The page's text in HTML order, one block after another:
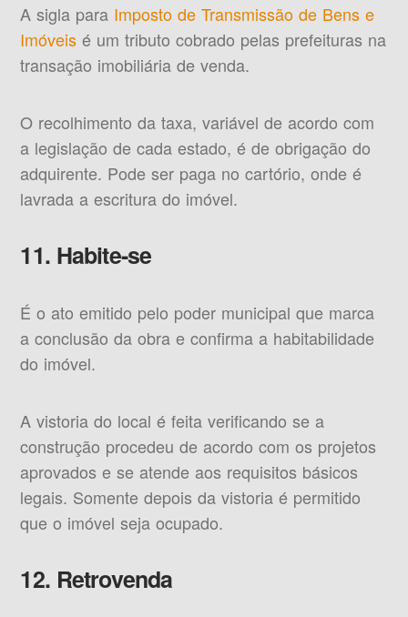
A sigla para Imposto de Transmissão de Bens e
Imóveis é um tributo cobrado pelas prefeituras na
transação imobiliária de venda.
O recolhimento da taxa, variável de acordo com
a legislação de cada estado, é de obrigação do
adquirente. Pode ser paga no cartório, onde é
lavrada a escritura do imóvel.
11. Habite-se
É o ato emitido pelo poder municipal que marca
a conclusão da obra e confirma a habitabilidade
do imóvel.
A vistoria do local é feita verificando se a
construção procedeu de acordo com os projetos
aprovados e se atende aos requisitos básicos
legais. Somente depois da vistoria é permitido
que o imóvel seja ocupado.
12. Retrovenda